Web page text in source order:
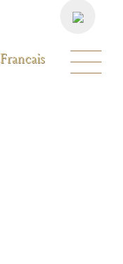
Francais